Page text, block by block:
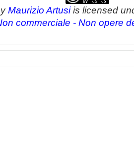
Maurizio Artusiis licensed
commerciale - Non opere